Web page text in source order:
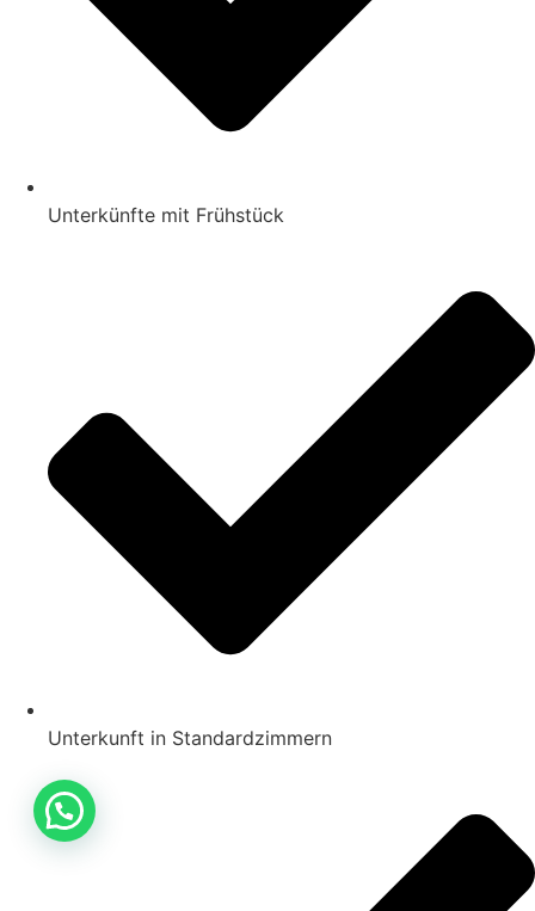
Unterkünfte mit Frühstück
Unterkunft in Standardzimmern